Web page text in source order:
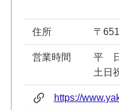
住所 〒
営業時間
平
土日
https://